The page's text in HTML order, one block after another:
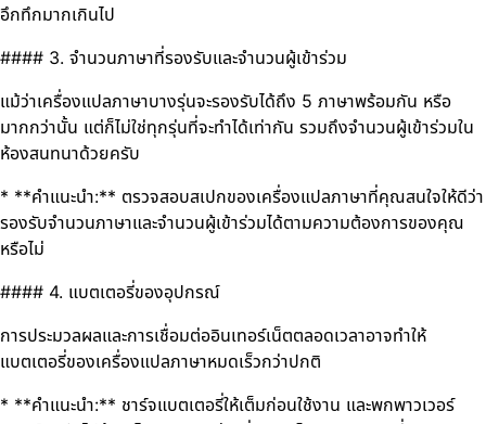
อึกทึกมากเกินไป
#### 3. จำนวนภาษาที่รองรับและจำนวนผู้เข้าร่วม
แม้ว่าเครื่องแปลภาษาบางรุ่นจะรองรับได้ถึง 5 ภาษาพร้อมกัน หรือ
มากกว่านั้น แต่ก็ไม่ใช่ทุกรุ่นที่จะทำได้เท่ากัน รวมถึงจำนวนผู้เข้าร่วมใน
ห้องสนทนาด้วยครับ
* **คำแนะนำ:** ตรวจสอบสเปกของเครื่องแปลภาษาที่คุณสนใจให้ดีว่า
รองรับจำนวนภาษาและจำนวนผู้เข้าร่วมได้ตามความต้องการของคุณ
หรือไม่
#### 4. แบตเตอรี่ของอุปกรณ์
การประมวลผลและการเชื่อมต่ออินเทอร์เน็ตตลอดเวลาอาจทำให้
แบตเตอรี่ของเครื่องแปลภาษาหมดเร็วกว่าปกติ
* **คำแนะนำ:** ชาร์จแบตเตอรี่ให้เต็มก่อนใช้งาน และพกพาวเวอร์